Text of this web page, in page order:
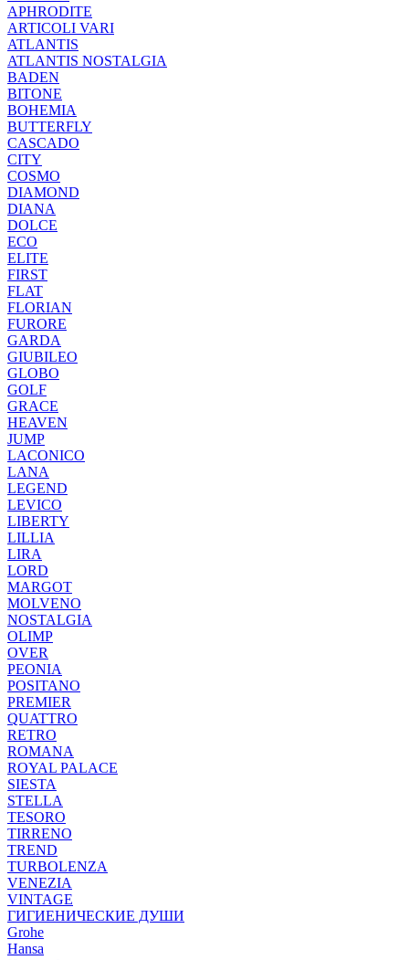
APHRODITE
ARTICOLI VARI
ATLANTIS
ATLANTIS NOSTALGIA
BADEN
BITONE
BOHEMIA
BUTTERFLY
CASCADO
CITY
COSMO
DIAMOND
DIANA
DOLCE
ECO
ELITE
FIRST
FLAT
FLORIAN
FURORE
GARDA
GIUBILEO
GLOBO
GOLF
GRACE
HEAVEN
JUMP
LACONICO
LANA
LEGEND
LEVICO
LIBERTY
LILLIA
LIRA
LORD
MARGOT
MOLVENO
NOSTALGIA
OLIMP
OVER
PEONIA
POSITANO
PREMIER
QUATTRO
RETRO
ROMANA
ROYAL PALACE
SIESTA
STELLA
TESORO
TIRRENO
TREND
TURBOLENZA
VENEZIA
VINTAGE
ГИГИЕНИЧЕСКИЕ ДУШИ
Grohe
Hansa